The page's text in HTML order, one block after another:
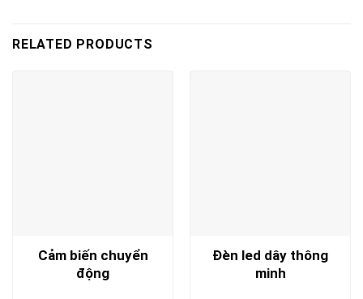
RELATED PRODUCTS
Cảm biến chuyển
động
Đèn led dây thông
minh